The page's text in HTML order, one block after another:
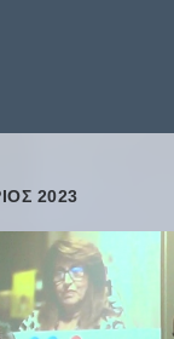
2023